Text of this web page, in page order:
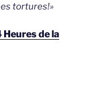
tortures!»
Heures de la